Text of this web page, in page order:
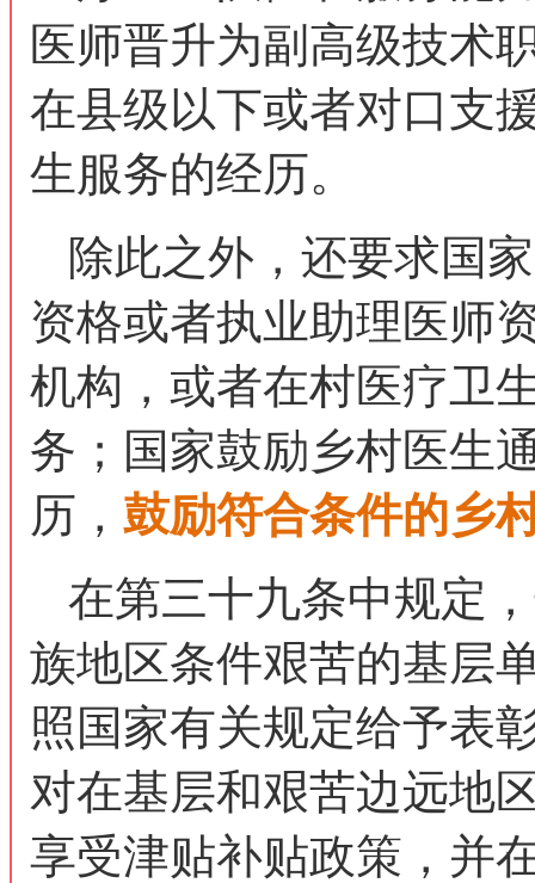
医师晋升为副高级技术
在县级以下或者对口支
生服务的经历。
除此之外，还要求国
资格或者执业助理医师
机构，或者在村医疗卫
务；国家鼓励乡村医生
历， 鼓励符合条件的乡
在第三十九条中规定
族地区条件艰苦的基层
照国家有关规定给予表
对在基层和艰苦边远地
享受津贴补贴政策，并